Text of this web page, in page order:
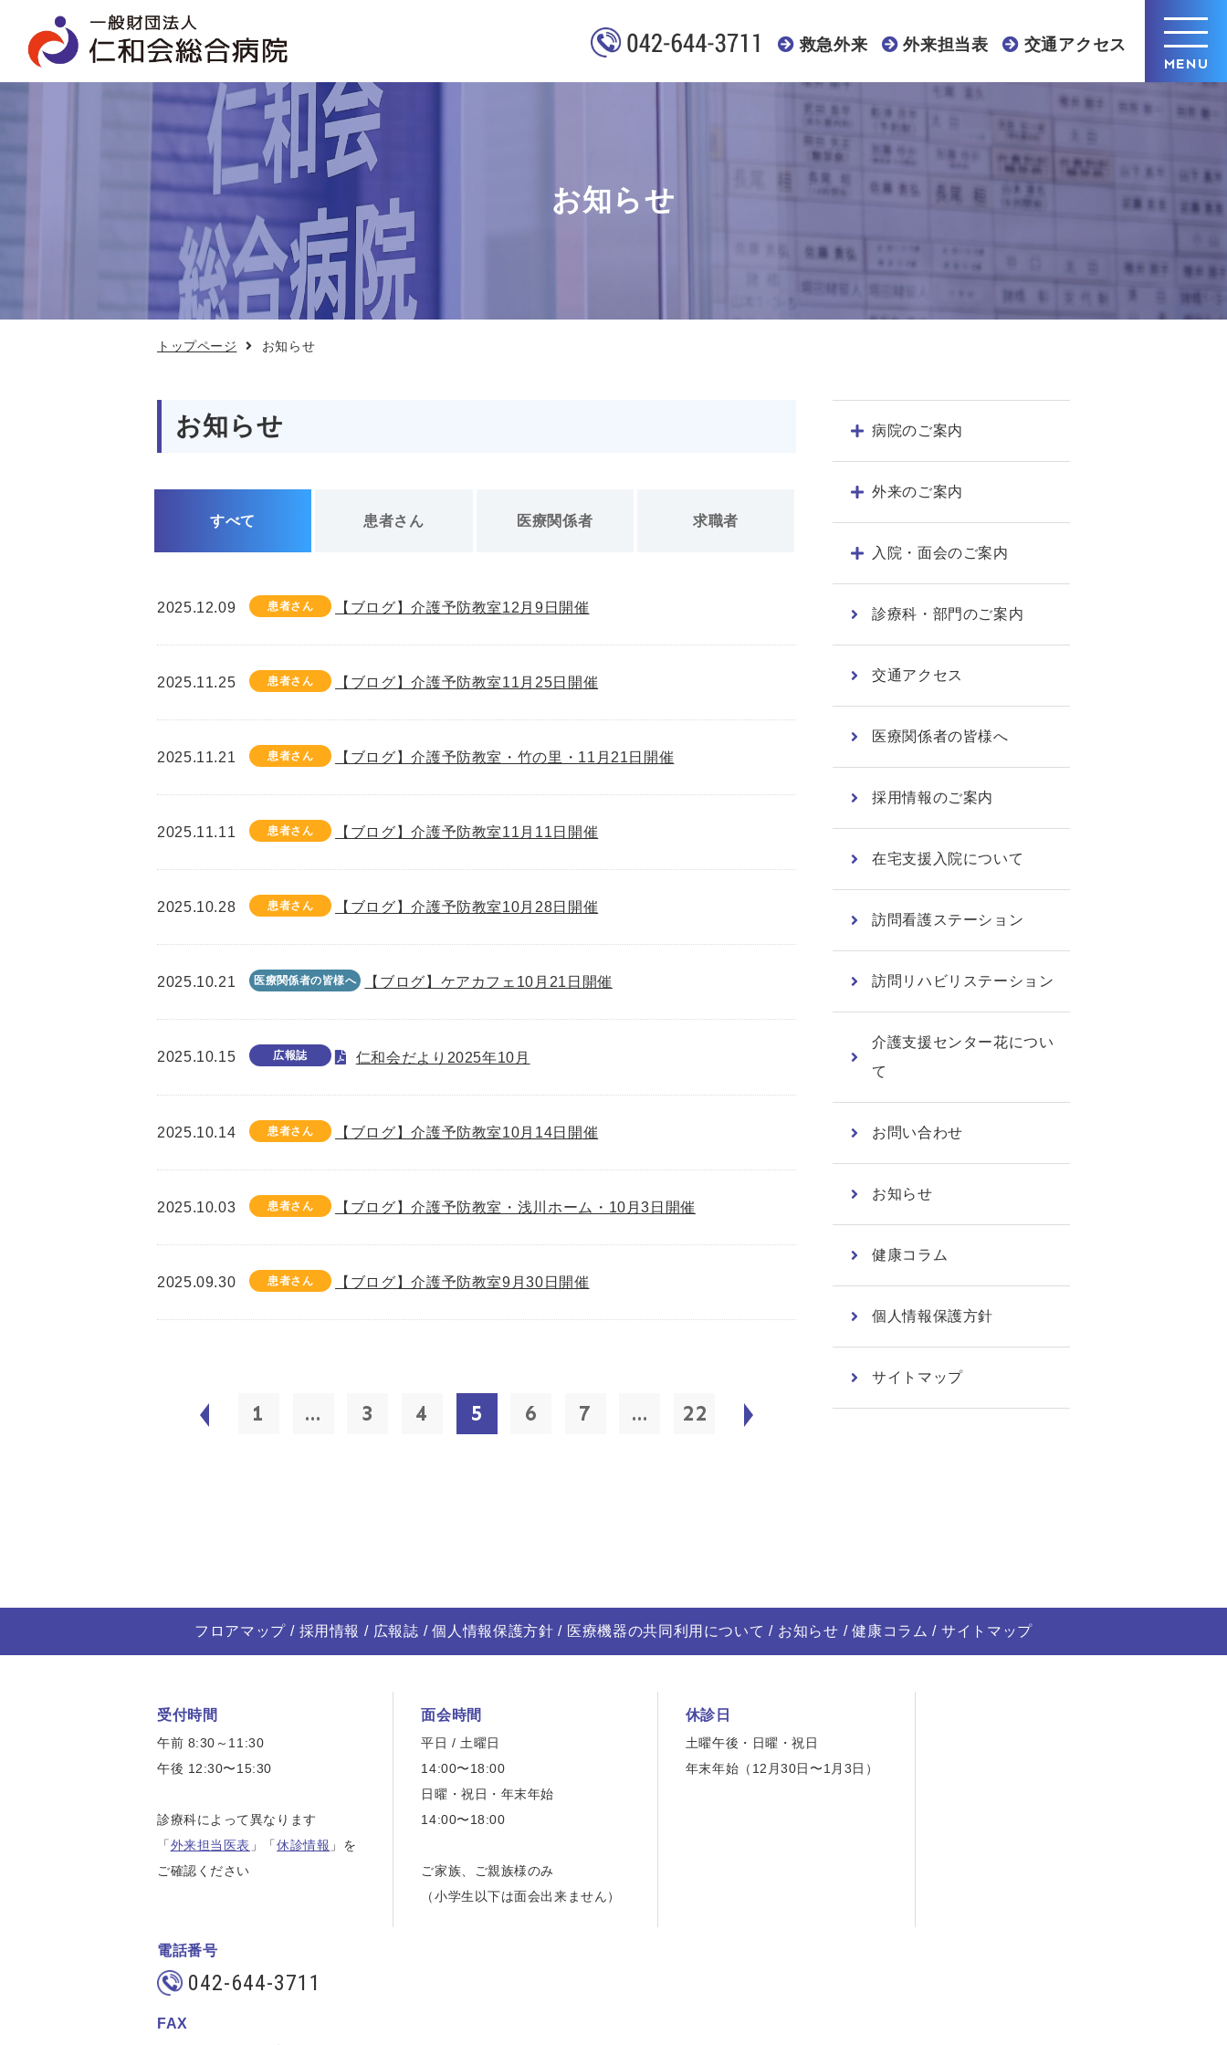
救急外来 外来担当表 交通アクセス
MENU
お知らせ
トップページ お知らせ
お知らせ
すべて 患者さん 医療関係者 求職者
2025.12.09 患者さん 【ブログ】介護予防教室12月9日開催
2025.11.25 患者さん 【ブログ】介護予防教室11月25日開催
2025.11.21 患者さん 【ブログ】介護予防教室・竹の里・11月21日開催
2025.11.11 患者さん 【ブログ】介護予防教室11月11日開催
2025.10.28 患者さん 【ブログ】介護予防教室10月28日開催
2025.10.21 医療関係者の皆様へ 【ブログ】ケアカフェ10月21日開催
2025.10.15 広報誌 仁和会だより2025年10月
2025.10.14 患者さん 【ブログ】介護予防教室10月14日開催
2025.10.03 患者さん 【ブログ】介護予防教室・浅川ホーム・10月3日開催
2025.09.30 患者さん 【ブログ】介護予防教室9月30日開催
1 ... 3 4 5 6 7 ... 22
病院のご案内
外来のご案内
入院・面会のご案内
診療科・部門のご案内
交通アクセス
医療関係者の皆様へ
採用情報のご案内
在宅支援入院について
訪問看護ステーション
訪問リハビリステーション
介護支援センター花につい
て
お問い合わせ
お知らせ
健康コラム
個人情報保護方針
サイトマップ
フロアマップ 採用情報 広報誌 個人情報保護方針 医療機器の共同利用について お知らせ 健康コラム サイトマップ
受付時間
午前 8:30～11:30
午後 12:30〜15:30
診療科によって異なります
「外来担当医表 」「休診情報 」を
ご確認ください
面会時間
平日 / 土曜日
14:00〜18:00
日曜・祝日・年末年始
14:00〜18:00
ご家族、ご親族様のみ
（小学生以下は面会出来ません）
休診日
土曜午後・日曜・祝日
年末年始（12月30日〜1月3日）
電話番号
042-644-3711
FAX